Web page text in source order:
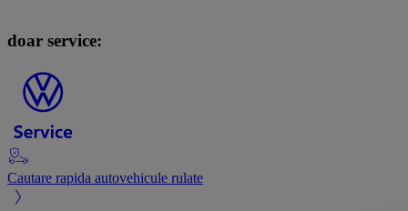
doar service:
Cautare rapida autovehicule rulate